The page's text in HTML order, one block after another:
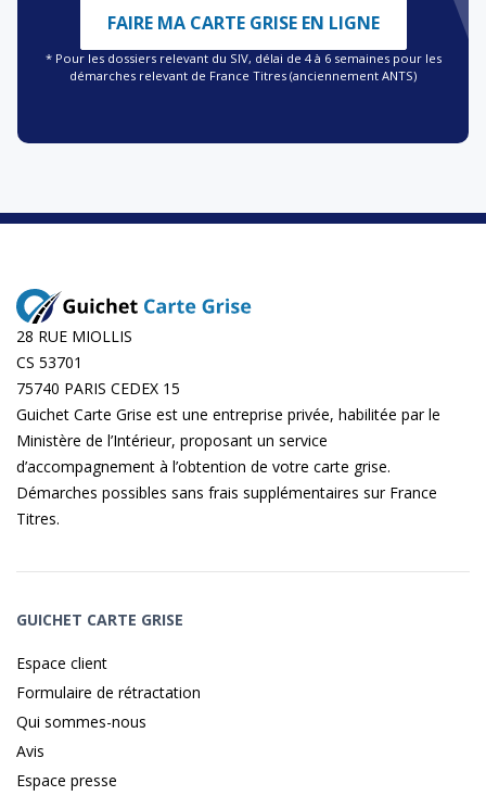
FAIRE MA CARTE GRISE EN LIGNE
* Pour les dossiers relevant du SIV, délai de 4 à 6 semaines pour les
démarches relevant de France Titres (anciennement ANTS)
28 RUE MIOLLIS
CS 53701
75740 PARIS CEDEX 15
Guichet Carte Grise est une entreprise privée, habilitée par le
Ministère de l’Intérieur, proposant un service
d’accompagnement à l’obtention de votre carte grise.
Démarches possibles sans frais supplémentaires sur France
Titres.
GUICHET CARTE GRISE
Espace client
Formulaire de rétractation
Qui sommes-nous
Avis
Espace presse